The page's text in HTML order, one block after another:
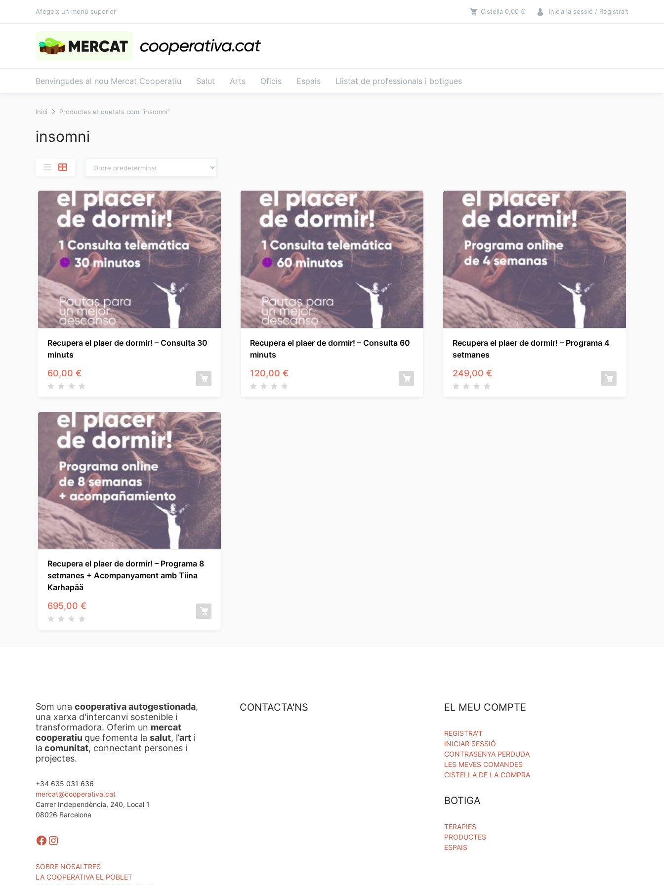
Afegeix un menú superior Cistella 0,00 € Inicia la sessió / Registra't
Benvingudes al nou Mercat Cooperatiu Salut Arts Oficis Espais Llistat de professionals i botigues
Inici Productes etiquetats com “insomni”
insomni
Recupera el plaer de dormir! – Consulta 30
minuts
60,00 €
Recupera el plaer de dormir! – Consulta 60
minuts
120,00 €
Recupera el plaer de dormir! – Programa 4
setmanes
249,00 €
Recupera el plaer de dormir! – Programa 8
setmanes + Acompanyament amb Tiina
Karhapää
695,00 €
Som una cooperativa autogestionada,
una xarxa d'intercanvi sostenible i
transformadora. Oferim un mercat
cooperatiu que fomenta la salut, l’art i
la comunitat, connectant persones i
projectes.
+34 635 031 636
mercat@cooperativa.cat
Carrer Independència, 240, Local 1
08026 Barcelona
Facebook
Instagram
SOBRE NOSALTRES
LA COOPERATIVA EL POBLET
CONTACTA'NS EL MEU COMPTE
REGISTRA'T
INICIAR SESSIÓ
CONTRASENYA PERDUDA
LES MEVES COMANDES
CISTELLA DE LA COMPRA
BOTIGA
TERAPIES
PRODUCTES
ESPAIS